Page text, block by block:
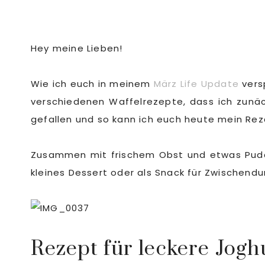
Hey meine Lieben!
Wie ich euch in meinem März Life Update
verschiedenen Waffelrezepte, dass ich
gefallen und so kann ich euch heute mein
Zusammen mit frischem Obst und etwas
kleines Dessert oder als Snack für
Rezept für leckere